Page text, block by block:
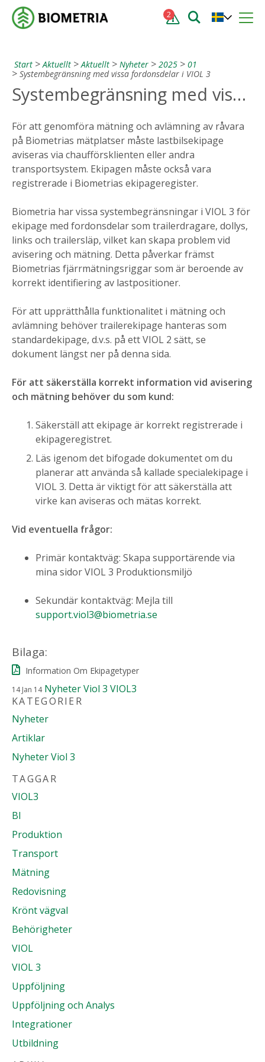
2
Start Aktuellt Aktuellt Nyheter 2025
01
Systembegränsning med vissa fordonsdelar i VIOL 3
Systembegränsning med vissa fordonsdelar i VIOL 3
För att genomföra mätning och avlämning av råvara
på Biometrias mätplatser måste lastbilsekipage
aviseras via chaufförsklienten eller andra
transportsystem. Ekipagen måste också vara
registrerade i Biometrias ekipageregister.
Biometria har vissa systembegränsningar i VIOL 3 för
ekipage med fordonsdelar som trailerdragare, dollys,
links och trailersläp, vilket kan skapa problem vid
avisering och mätning. Detta påverkar främst
Biometrias fjärrmätningsriggar som är beroende av
korrekt identifiering av lastpositioner.
För att upprätthålla funktionalitet i mätning och
avlämning behöver trailerekipage hanteras som
standardekipage, d.v.s. på ett VIOL 2 sätt, se
dokument längst ner på denna sida.
För att säkerställa korrekt information vid avisering
och mätning behöver du som kund:
Säkerställ att ekipage är korrekt registrerade i
ekipageregistret.
Läs igenom det bifogade dokumentet om du
planerar att använda så kallade specialekipage i
VIOL 3. Detta är viktigt för att säkerställa att
virke kan aviseras och mätas korrekt.
Vid eventuella frågor:
Primär kontaktväg: Skapa supportärende via
mina sidor VIOL 3 Produktionsmiljö
Sekundär kontaktväg: Mejla till
support.viol3@biometria.se
Bilaga:
‌Information Om Ekipagetyper
14 Jan 14 Nyheter Viol 3 VIOL3
KATEGORIER
Nyheter
Artiklar
Nyheter Viol 3
TAGGAR
VIOL3
BI
Produktion
Transport
Mätning
Redovisning
Krönt vägval
Behörigheter
VIOL
VIOL 3
Uppföljning
Uppföljning och Analys
Integrationer
Utbildning